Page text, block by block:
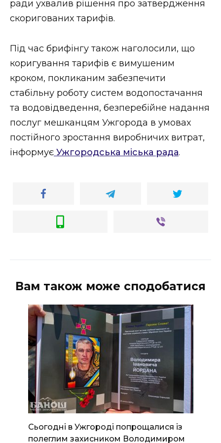
ради ухвалив рішення про затвердження
скоригованих тарифів.
Під час брифінгу також наголосили, що
коригування тарифів є вимушеним
кроком, покликаним забезпечити
стабільну роботу систем водопостачання
та водовідведення, безперебійне надання
послуг мешканцям Ужгорода в умовах
постійного зростання виробничих витрат,
інформує Ужгородська міська рада.
Вам також може сподобатися
Сьогодні в Ужгороді попрощалися із
полеглим захисником Володимиром